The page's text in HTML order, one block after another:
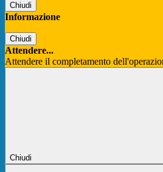
Chiudi
Informazione
Chiudi
Attendere...
Attendere il completamento
Chiudi